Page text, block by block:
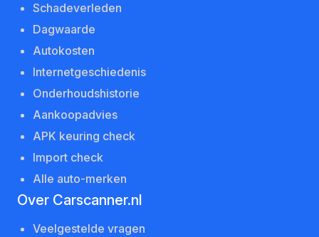
Schadeverleden
Dagwaarde
Autokosten
Internetgeschiedenis
Onderhoudshistorie
Aankoopadvies
APK keuring check
Import check
Alle auto-merken
Over Carscanner.nl
Veelgestelde vragen